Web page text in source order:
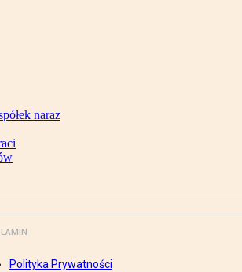
naraz
Polityka Prywatności